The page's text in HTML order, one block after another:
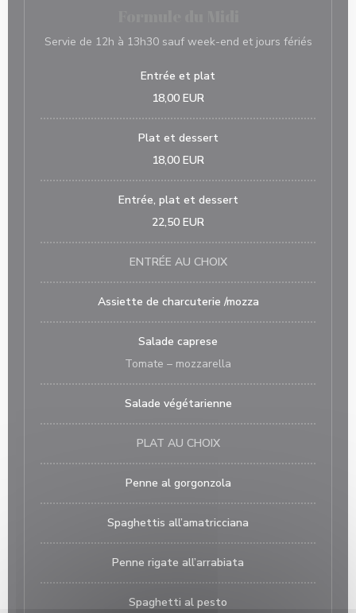
Servie de 12h à 13h30 sauf week-end et jours fériés
Entrée et plat
18,00 EUR
Plat et dessert
18,00 EUR
Entrée, plat et dessert
22,50 EUR
ENTRÉE AU CHOIX
Assiette de charcuterie /mozza
Salade caprese
Tomate – mozzarella
Salade végétarienne
PLAT AU CHOIX
Penne al gorgonzola
Spaghettis all’amatricciana
Penne rigate all’arrabiata
Spaghetti al pesto